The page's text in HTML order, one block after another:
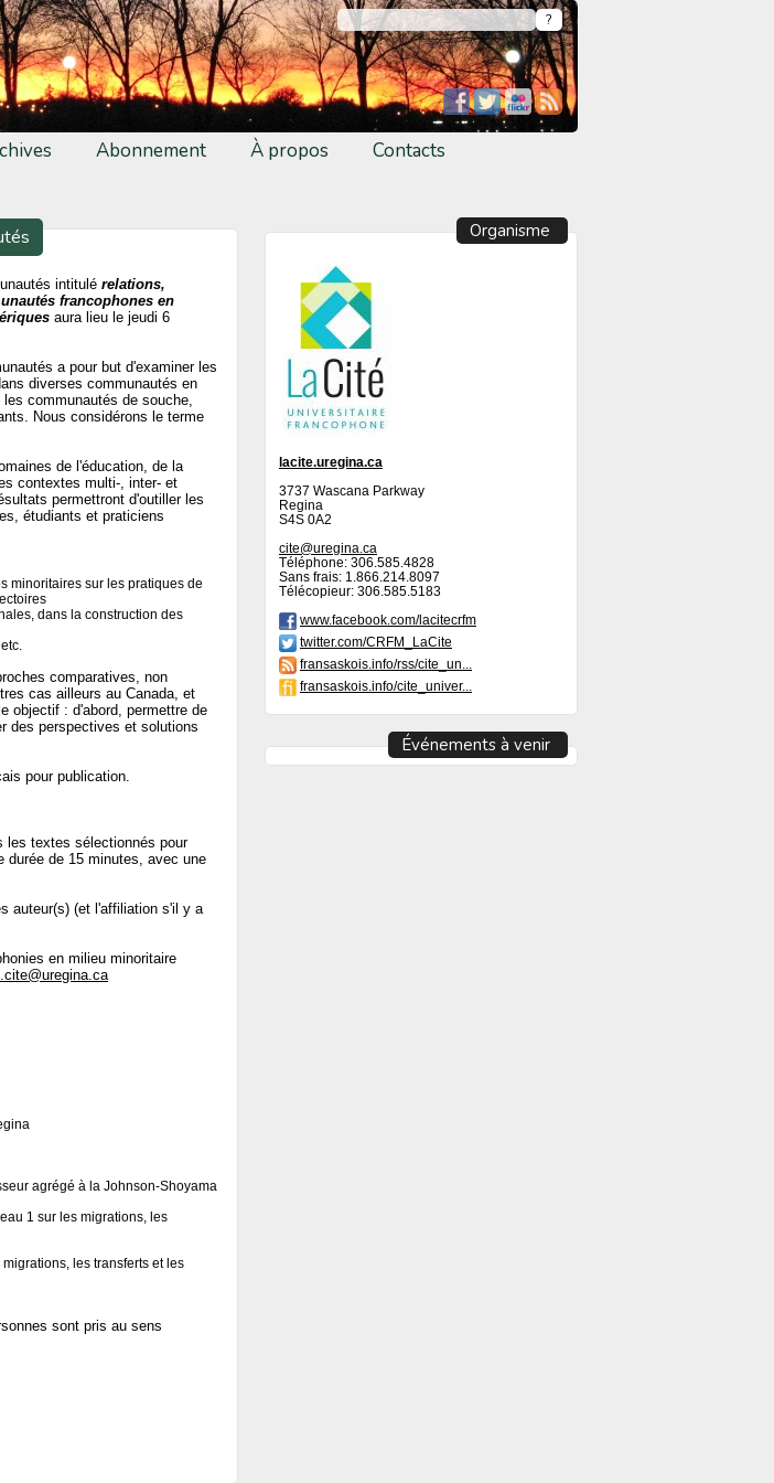
Abonnement À propos Contacts
intitulé relations,
francophones en
aura lieu le jeudi 6
a pour but d'examiner les
diverses communautés en
communautés de souche,
Nous considérons le terme
de l'éducation, de la
contextes multi-, inter- et
permettront d'outiller les
étudiants et praticiens
minoritaires sur les pratiques de
dans la construction des
comparatives, non
cas ailleurs au Canada, et
objectif : d'abord, permettre de
des perspectives et solutions
pour publication.
les textes sélectionnés pour
durée de 15 minutes, avec une
auteur(s) (et l'affiliation s'il y a
en milieu minoritaire
agrégé à la Johnson-Shoyama
1 sur les migrations, les
les transferts et les
sont pris au sens
Organisme
lacite.uregina.ca
3737 Wascana Parkway
Regina
S4S 0A2
cite@uregina.ca
Téléphone: 306.585.4828
Sans frais: 1.866.214.8097
Télécopieur: 306.585.5183
www.facebook.com/lacitecrfm
twitter.com/CRFM_LaCite
fransaskois.info/rss/cite_un...
fransaskois.info/cite_univer...
Événements à venir